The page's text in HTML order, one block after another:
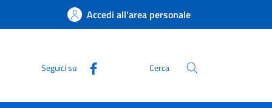
Accedi all'area personale
Seguici su Cerca